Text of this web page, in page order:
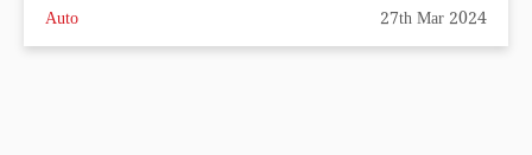
Auto 27th Mar 2024